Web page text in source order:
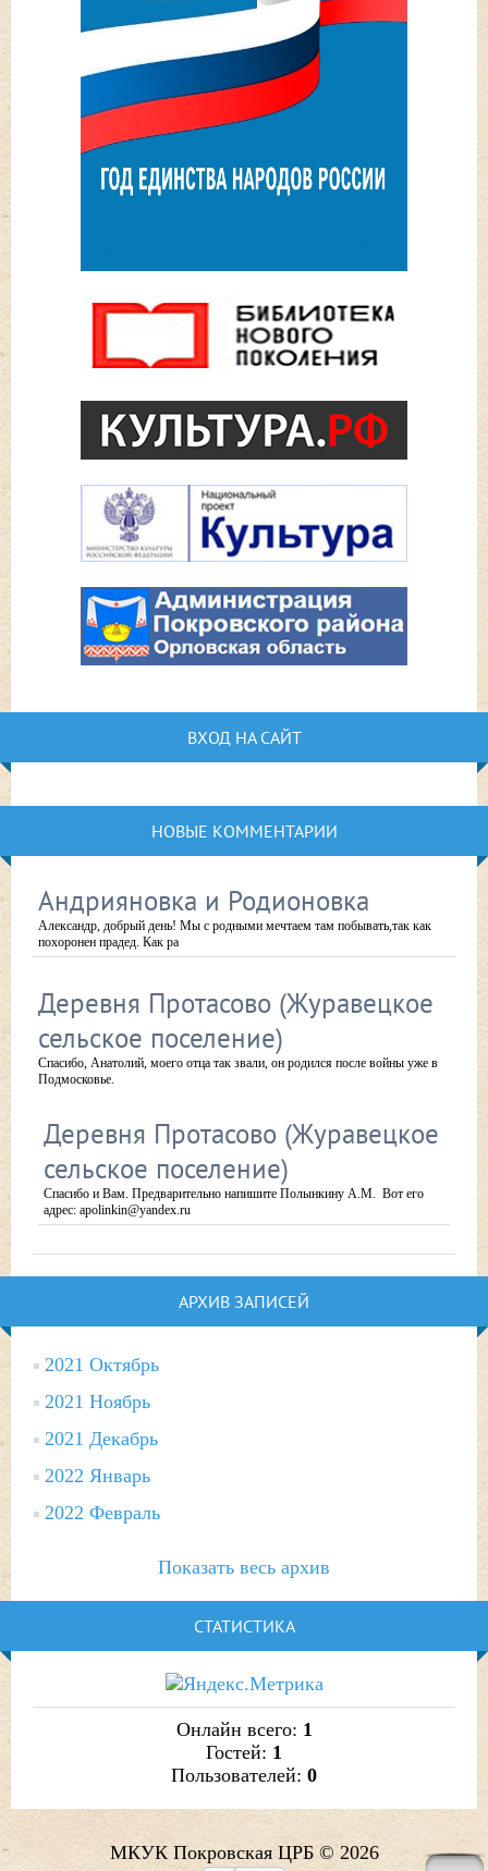
ВХОД НА САЙТ
НОВЫЕ КОММЕНТАРИИ
Андрияновка и Родионовка
Александр, добрый день! Мы с родными мечтаем там побывать,так как
похоронен прадед. Как ра
Деревня Протасово (Журавецкое
сельское поселение)
Спасибо, Анатолий, моего отца так звали, он родился после войны уже в
Подмосковье.
Деревня Протасово (Журавецкое
сельское поселение)
Спасибо и Вам. Предварительно напишите Полынкину А.М. Вот его
адрес: apolinkin@yandex.ru
АРХИВ ЗАПИСЕЙ
2021 Октябрь
2021 Ноябрь
2021 Декабрь
2022 Январь
2022 Февраль
Показать весь архив
СТАТИСТИКА
Онлайн всего: 1
Гостей: 1
Пользователей: 0
МКУК Покровская ЦРБ © 2026